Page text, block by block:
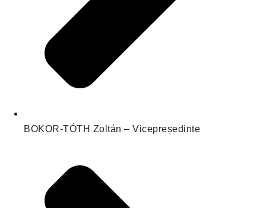
BOKOR-TÓTH Zoltán – Vicepreședinte